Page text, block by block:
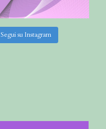
Segui su Instagram